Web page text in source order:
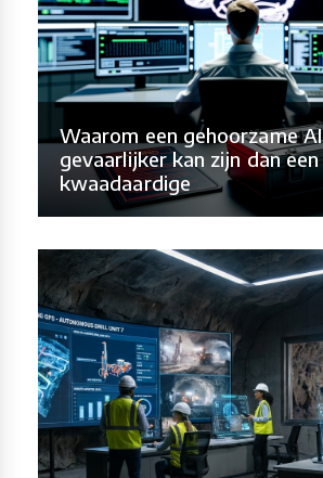
Waarom een gehoorzame AI
gevaarlijker kan zijn dan een
kwaadaardige